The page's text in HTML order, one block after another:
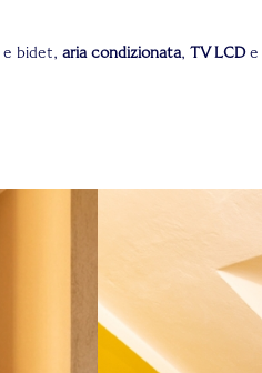
e bidet, aria condizionata, TV LCDe